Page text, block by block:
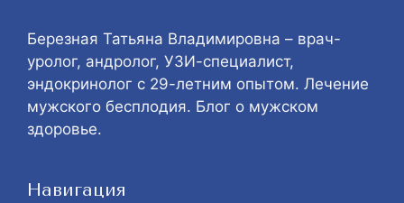
Березная Татьяна Владимировна – врач-
уролог, андролог, УЗИ-специалист,
эндокринолог с 29-летним опытом. Лечение
мужского бесплодия. Блог о мужском
здоровье.
Навигация